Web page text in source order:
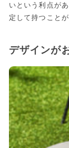
いという利点が
定して持つこと
デザインが